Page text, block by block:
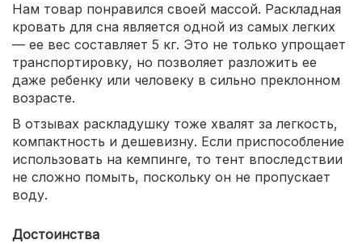
Нам товар понравился своей массой. Раскладная
кровать для сна является одной из самых легких
— ее вес составляет 5 кг. Это не только упрощает
транспортировку, но позволяет разложить ее
даже ребенку или человеку в сильно преклонном
возрасте.
В отзывах раскладушку тоже хвалят за легкость,
компактность и дешевизну. Если приспособление
использовать на кемпинге, то тент впоследствии
не сложно помыть, поскольку он не пропускает
воду.
Достоинства